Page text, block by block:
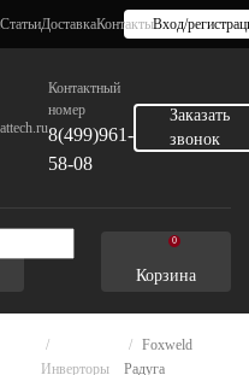
СтатьиДоставкаКонтактыВход/
Контактный
номер
8(499)961-
58-08
Заказать
звонок
0
Корзина
Инверторы
Foxweld
Радуга